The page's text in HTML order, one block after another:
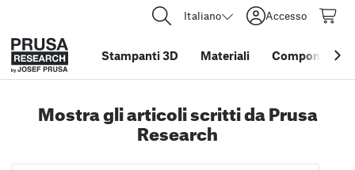
Italiano Accesso
Stampanti 3D Materiali Componenti e
Mostra gli articoli scritti da Prusa
Research